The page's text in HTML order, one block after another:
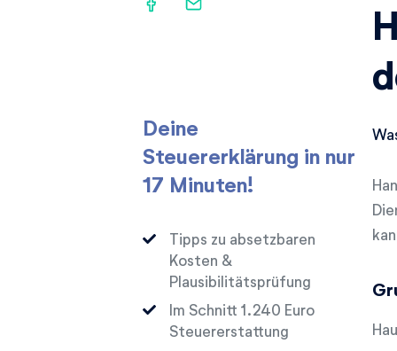
Deine
Steuererklärung in nur
17 Minuten!
Tipps zu absetzbaren
Kosten &
Plausibilitätsprüfung
Im Schnitt
Euro
Steuererstattung